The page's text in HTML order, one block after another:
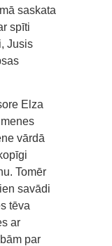
saskata
spīti
Jusis
Elza
vārdā
Tomēr
savādi
tēva
ar
par